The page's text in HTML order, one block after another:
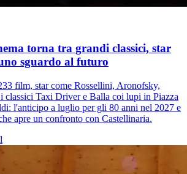
torna tra grandi classici, star
sguardo al futuro
film, star come Rossellini, Aronofsky,
classici Taxi Driver e Balla coi lupi in Piazza
l'anticipo a luglio per gli 80 anni nel 2027 e
apre un confronto con Castellinaria.